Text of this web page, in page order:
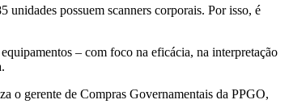
unidades possuem scanners corporais. Por isso, é
– com foco na eficácia, na interpretação
o gerente de Compras Governamentais da PPGO,